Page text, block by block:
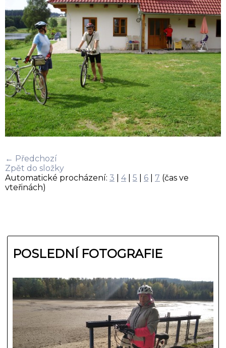
← Předchozí
Zpět do složky
Automatické procházení: 3 4| 5 6 7 (čas ve
vteřinách)
POSLEDNÍ FOTOGRAFIE